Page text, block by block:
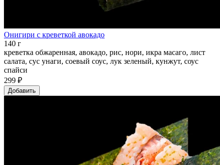
Онигири с креветкой авокадо
140 г
креветка обжаренная, авокадо, рис, нори, икра масаго, лист
салата, сус унаги, соевый соус, лук зеленый, кунжут, соус
спайси
299 ₽
Добавить